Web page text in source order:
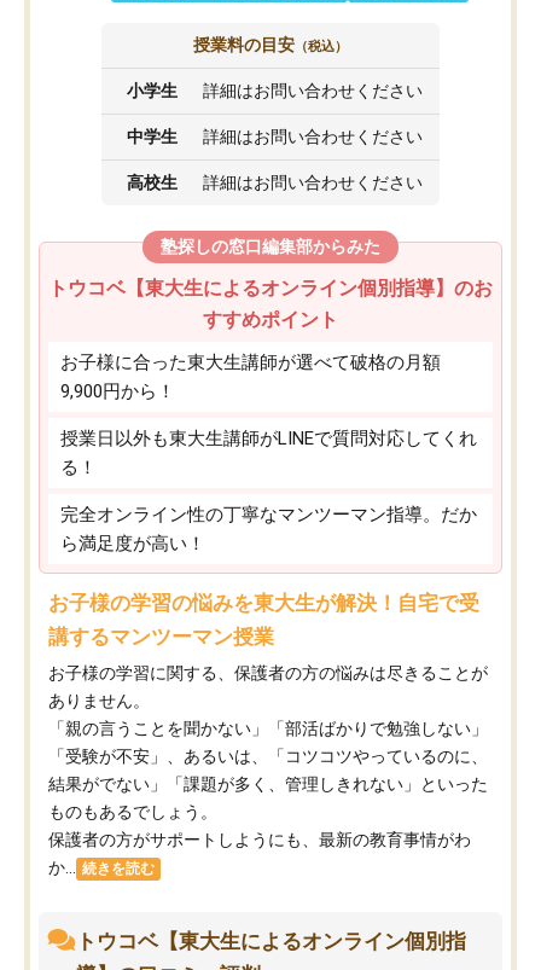
授業料の目安 （税込）
小学生 詳細はお問い合わせください
中学生 詳細はお問い合わせください
高校生 詳細はお問い合わせください
塾探しの窓口編集部からみた
トウコベ【東大生によるオンライン個別指導】のお
すすめポイント
お子様に合った東大生講師が選べて破格の月額
9,900円から！
授業日以外も東大生講師がLINEで質問対応してくれ
る！
完全オンライン性の丁寧なマンツーマン指導。だか
ら満足度が高い！
お子様の学習の悩みを東大生が解決！自宅で受
講するマンツーマン授業
お子様の学習に関する、保護者の方の悩みは尽きることが
ありません。
「親の言うことを聞かない」「部活ばかりで勉強しない」
「受験が不安」、あるいは、「コツコツやっているのに、
結果がでない」「課題が多く、管理しきれない」といった
ものもあるでしょう。
保護者の方がサポートしようにも、最新の教育事情がわ
か...
続きを読む
トウコベ【東大生によるオンライン個別指